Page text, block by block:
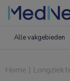
Alle vakgebieden
Home |